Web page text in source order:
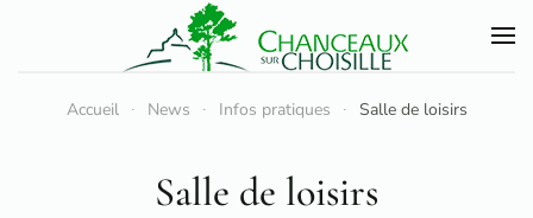
Accéder au contenu principal
Accueil News Infos pratiques Salle de loisirs
Salle de loisirs